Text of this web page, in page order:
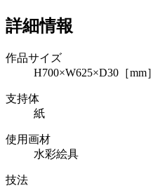
詳細情報
作品サイズ
H700×W625×D30［mm］
支持体
紙
使用画材
水彩絵具
技法